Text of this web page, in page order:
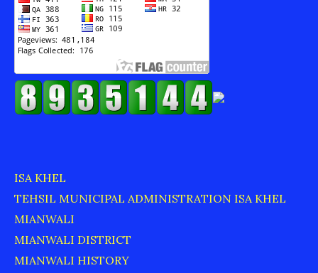
ISA KHEL
TEHSIL MUNICIPAL ADMINISTRATION ISA KHEL
MIANWALI
MIANWALI DISTRICT
MIANWALI HISTORY